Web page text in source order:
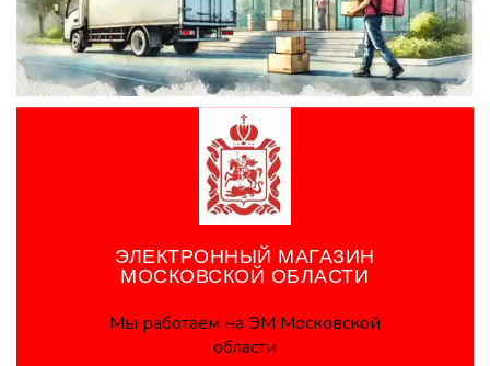
ЭЛЕКТРОННЫЙ МАГАЗИН
МОСКОВСКОЙ ОБЛАСТИ
Мы работаем на ЭМ Московской
области